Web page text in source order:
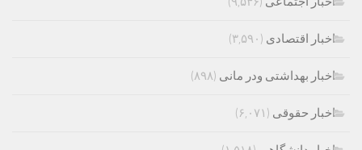
اخبار اقتصادی (۳,۵۹۰)
اخبار بهداشتی ودر مانی (۸۹۸)
اخبار حقوقی (۶,۰۷۱)